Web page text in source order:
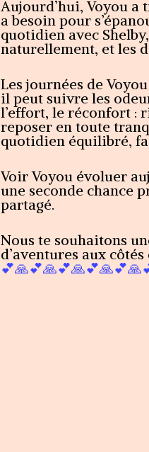
Aujourd’hui, Voyou
a besoin pour
quotidien avec
naturellement, et les
Les journées de
il peut suivre les
l’effort, le réconfort :
reposer en toute
quotidien équilibré,
Voir Voyou évoluer
une seconde chance
partagé.
Nous te souhaitons
d’aventures aux